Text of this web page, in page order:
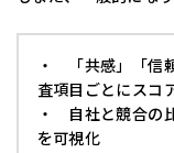
・ 「共感」「信
査項目ごとにスコ
・ 自社と競合の
を可視化